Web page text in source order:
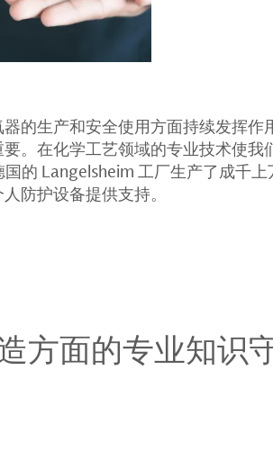
的生产和安全使用方面持续发挥作
。在化学工艺领域的专业技术使我
的 Langelsheim 工厂生产了成千上
防护设备提供支持。
方面的专业知识